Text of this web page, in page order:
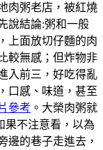
肉粥老店，被紅燒
說結論:粥和一般
上面放切仔麵的肉
較無感；但炸物非
入前三，好吃得亂
口感、味道，甚至
參考 。大榮肉粥就
果不注意看，以為
邊的巷子走進去，